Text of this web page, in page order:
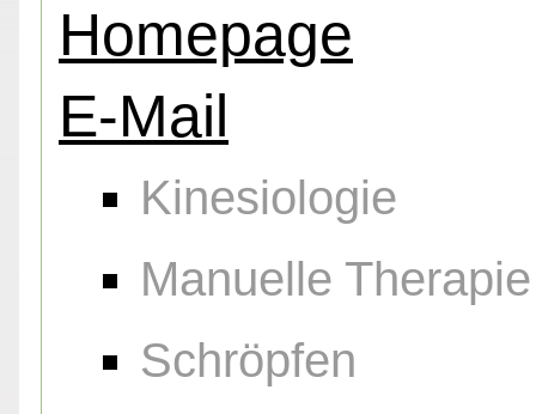
Homepage
E-Mail
Kinesiologie
Manuelle Therapie
Schröpfen